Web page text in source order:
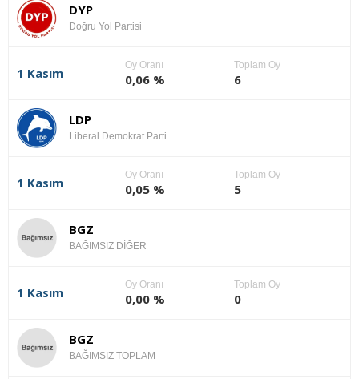
DYP
Doğru Yol Partisi
1 Kasım
Oy Oranı
0,06 %
Toplam Oy
6
LDP
Liberal Demokrat Parti
1 Kasım
Oy Oranı
0,05 %
Toplam Oy
5
BGZ
BAĞIMSIZ DİĞER
1 Kasım
Oy Oranı
0,00 %
Toplam Oy
0
BGZ
BAĞIMSIZ TOPLAM